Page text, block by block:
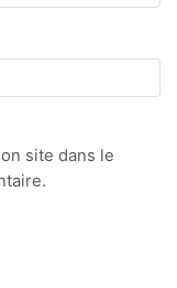
site dans le